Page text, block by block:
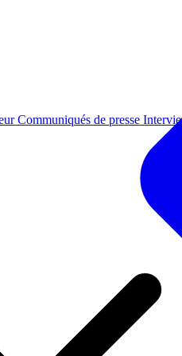
Communiqués de presse